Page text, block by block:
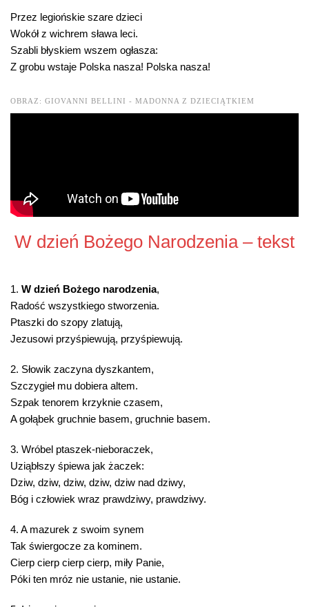
Przez legiońskie szare dzieci
Wokół z wichrem sława leci.
Szabli błyskiem wszem ogłasza:
Z grobu wstaje Polska nasza! Polska nasza!
OBRAZ: GIOVANNI BELLINI - MADONNA Z DZIECIĄTKIEM
W dzień Bożego Narodzenia – tekst
1. W dzień Bożego narodzenia,
Radość wszystkiego stworzenia.
Ptaszki do szopy zlatują,
Jezusowi przyśpiewują, przyśpiewują.
2. Słowik zaczyna dyszkantem,
Szczygieł mu dobiera altem.
Szpak tenorem krzyknie czasem,
A gołąbek gruchnie basem, gruchnie basem.
3. Wróbel ptaszek-nieboraczek,
Uziąbłszy śpiewa jak żaczek:
Dziw, dziw, dziw, dziw, dziw nad dziwy,
Bóg i człowiek wraz prawdziwy, prawdziwy.
4. A mazurek z swoim synem
Tak świergocze za kominem.
Cierp cierp cierp cierp, miły Panie,
Póki ten mróz nie ustanie, nie ustanie.